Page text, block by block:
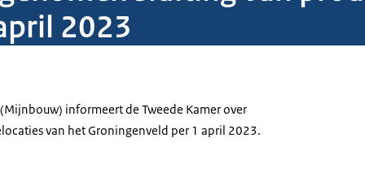
2023
informeert de Tweede Kamer over
van het Groningenveld per 1 april 2023.